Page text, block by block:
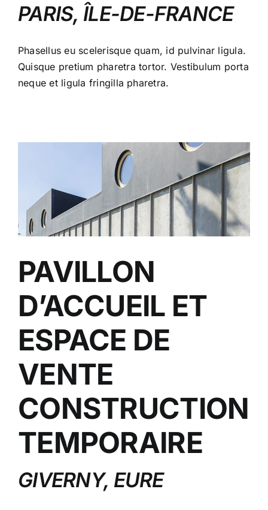
PARIS, ÎLE-DE-FRANCE
Phasellus eu scelerisque quam, id pulvinar ligula.
Quisque pretium pharetra tortor. Vestibulum porta
neque et ligula fringilla pharetra.
PAVILLON
D’ACCUEIL ET
ESPACE DE
VENTE
CONSTRUCTION
TEMPORAIRE
GIVERNY, EURE